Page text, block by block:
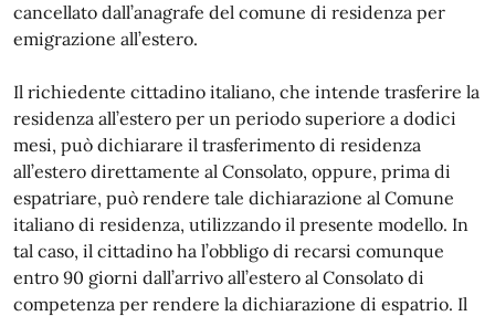
cancellato dall’anagrafe del comune di residenza per
emigrazione all’estero.
Il richiedente cittadino italiano, che intende trasferire la
residenza all’estero per un periodo superiore a dodici
mesi, può dichiarare il trasferimento di residenza
all’estero direttamente al Consolato, oppure, prima di
espatriare, può rendere tale dichiarazione al Comune
italiano di residenza, utilizzando il presente modello. In
tal caso, il cittadino ha l’obbligo di recarsi comunque
entro 90 giorni dall’arrivo all’estero al Consolato di
competenza per rendere la dichiarazione di espatrio. Il